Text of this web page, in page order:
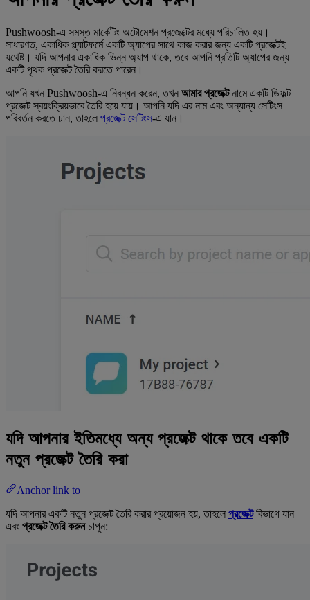
Pushwoosh-এ সমস্ত মার্কেটিং অটোমেশন প্রজেক্টের মধ্যে পরিচালিত হয়।
সাধারণত, একাধিক প্ল্যাটফর্মে একটি অ্যাপের সাথে কাজ করার জন্য একটি প্রজেক্টই
যথেষ্ট। যদি আপনার একাধিক ভিন্ন অ্যাপ থাকে, তবে আপনি প্রতিটি অ্যাপের জন্য
একটি পৃথক প্রজেক্ট তৈরি করতে পারেন।
আপনি যখন Pushwoosh-এ নিবন্ধন করেন, তখন আমার প্রজেক্টনামে একটি ডিফল্ট
প্রজেক্ট স্বয়ংক্রিয়ভাবে তৈরি হয়ে যায়। আপনি যদি এর নাম এবং অন্যান্য সেটিংস
পরিবর্তন করতে চান, তাহলে প্রজেক্ট সেটিংস-এ যান।
যদি আপনার ইতিমধ্যে অন্য প্রজেক্ট থাকে তবে একটি
নতুন প্রজেক্ট তৈরি করা
Anchor link to
যদি আপনার একটি নতুন প্রজেক্ট তৈরি করার প্রয়োজন হয়, তাহলে প্রজেক্টবিভাগে যান
এবং প্রজেক্ট তৈরি করুনচাপুন: